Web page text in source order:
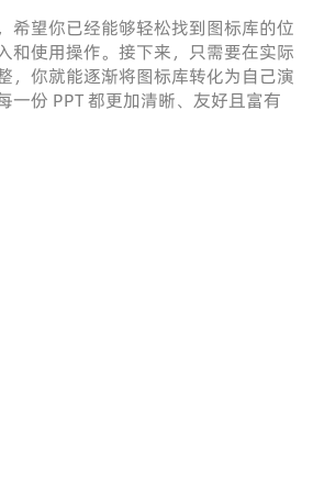
希望你已经能够轻松找到图标库的位
和使用操作。接下来，只需要在实际
，你就能逐渐将图标库转化为自己演
一份 PPT 都更加清晰、友好且富有